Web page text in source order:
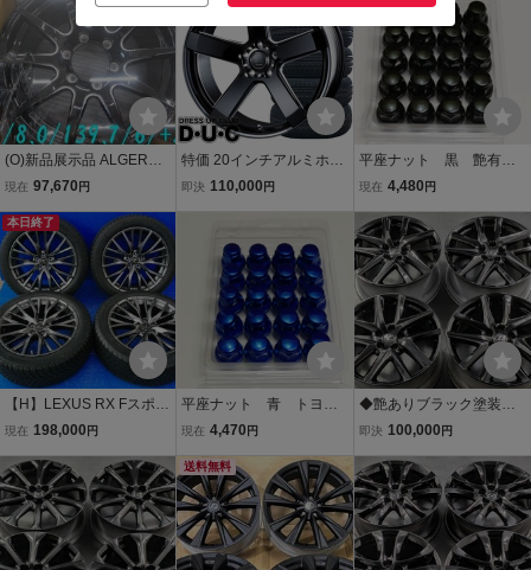
(O)新品展示品 ALGERNO
N FENICE XC10 GBK/MS
6H +20 アルジェノン フ
ェニーチェ グロスブラッ
ク 4本 プラド等
現在 97,670 円
特価 20インチアルミホイ
ールタイヤセット 逆ゾリ
GBK/M 5-114.3 245/40R2
0 245/45R20
即決 110,000 円
平座ナット 黒 艶有
り トヨタ 三菱 純正
2 P1.5 21HEX 37
㎜ 平面座 ブラック
ホイールナット
現在 4,480 円
本日終了
【H】LEXUS RX Fスポー
ツ 純正 20インチ 8.0J +3
N X-ICE SNOW SUV 235/
50R20 2022年製(未使用)
4本 NX RAV4 など
現在 198,000 円
平座ナット 青 トヨ
タ 三菱 純正ホイール対
21HEX 37㎜ ブルー
ホイールナット 平面座
現在 4,470 円
◆艶ありブラック塗装◆
レクサス GS Fスポーツ 後
4.3 8J+45/9J+60 クラウ
ン マークX マジェスタ グ
ロスブラック
即決 100,000 円
送料無料